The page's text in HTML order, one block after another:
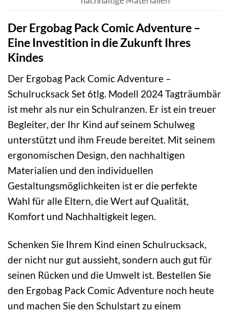
Der Ergobag Pack Comic Adventure –
Eine Investition in die Zukunft Ihres
Kindes
Der Ergobag Pack Comic Adventure –
Schulrucksack Set 6tlg. Modell 2024 Tagträumbär
ist mehr als nur ein Schulranzen. Er ist ein treuer
Begleiter, der Ihr Kind auf seinem Schulweg
unterstützt und ihm Freude bereitet. Mit seinem
ergonomischen Design, den nachhaltigen
Materialien und den individuellen
Gestaltungsmöglichkeiten ist er die perfekte
Wahl für alle Eltern, die Wert auf Qualität,
Komfort und Nachhaltigkeit legen.
Schenken Sie Ihrem Kind einen Schulrucksack,
der nicht nur gut aussieht, sondern auch gut für
seinen Rücken und die Umwelt ist. Bestellen Sie
den Ergobag Pack Comic Adventure noch heute
und machen Sie den Schulstart zu einem